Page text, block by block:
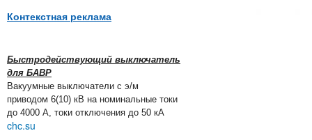
Контекстная реклама
Быстродействующий выключатель
для БАВР
Вакуумные выключатели с э/м
приводом 6(10) кВ на номинальные токи
до 4000 А, токи отключения до 50 кА
chc.su